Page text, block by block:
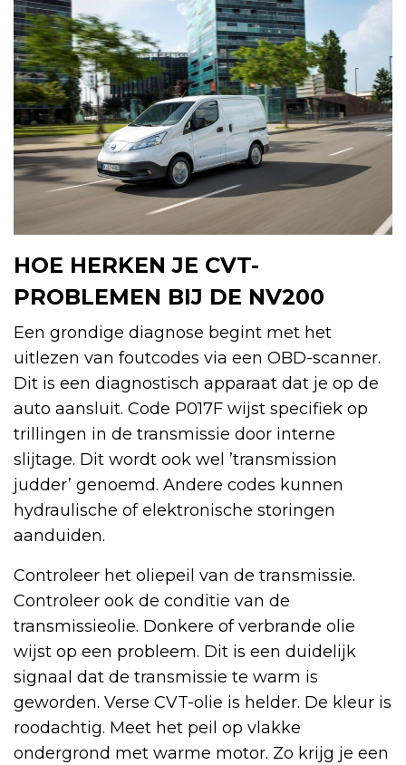
HOE HERKEN JE CVT-
PROBLEMEN BIJ DE NV200
Een grondige diagnose begint met het
uitlezen van foutcodes via een OBD-scanner.
Dit is een diagnostisch apparaat dat je op de
auto aansluit. Code P017F wijst specifiek op
trillingen in de transmissie door interne
slijtage. Dit wordt ook wel ’transmission
judder’ genoemd. Andere codes kunnen
hydraulische of elektronische storingen
aanduiden.
Controleer het oliepeil van de transmissie.
Controleer ook de conditie van de
transmissieolie. Donkere of verbrande olie
wijst op een probleem. Dit is een duidelijk
signaal dat de transmissie te warm is
geworden. Verse CVT-olie is helder. De kleur is
roodachtig. Meet het peil op vlakke
ondergrond met warme motor. Zo krijg je een